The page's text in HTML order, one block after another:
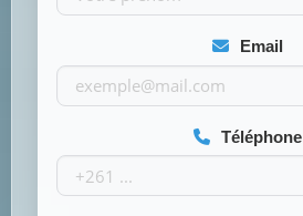
Email
Téléphone